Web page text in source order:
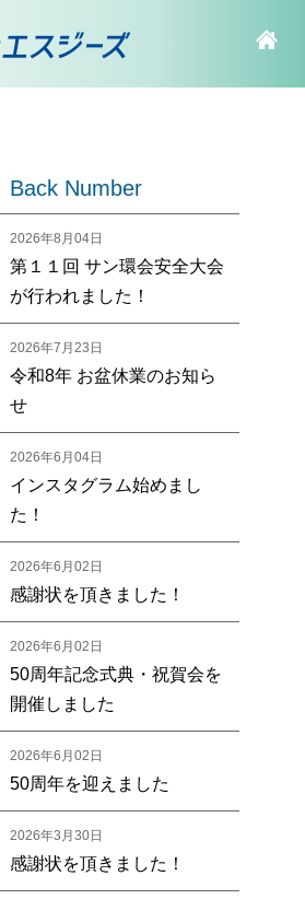
Back Number
2026年8月04日
第１１回 サン環会安全大会
が行われました！
2026年7月23日
令和8年 お盆休業のお知ら
せ
2026年6月04日
インスタグラム始めまし
た！
2026年6月02日
感謝状を頂きました！
2026年6月02日
50周年記念式典・祝賀会を
開催しました
2026年6月02日
50周年を迎えました
2026年3月30日
感謝状を頂きました！